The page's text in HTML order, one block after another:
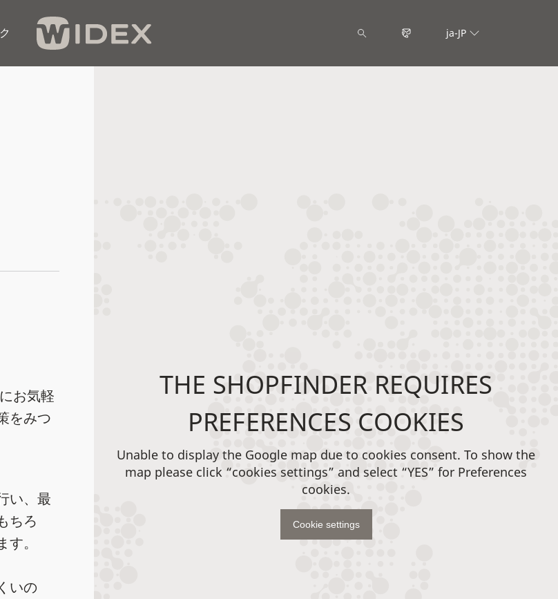
ja-JP
お気軽
をみつ
い、最
ちろ
。
いの
THE SHOPFINDER REQUIRES
PREFERENCES COOKIES
Unable to display the Google map due to cookies consent. To show the
map please click “cookies settings” and select “YES” for Preferences
cookies.
Cookie settings